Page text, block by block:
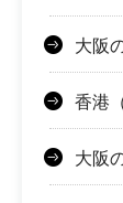
大阪
香港
大阪